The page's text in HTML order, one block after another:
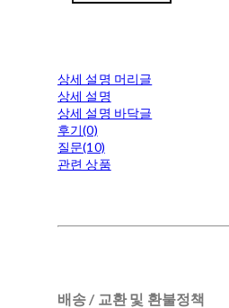
상세 설명 머리글
상세 설명
상세 설명 바닥글
후기(0)
질문(10)
관련 상품
배송 / 교환 및 환불정책